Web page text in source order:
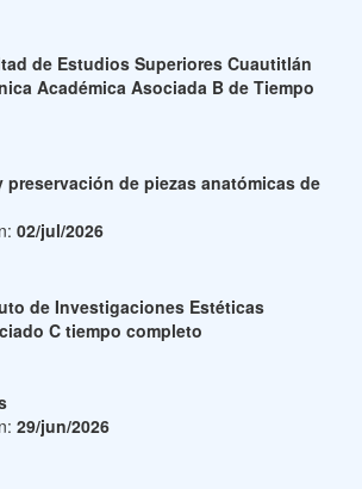
de Estudios Superiores Cuautitlán
Académica Asociada B de Tiempo
preservación de piezas anatómicas de
02/jul/2026
de Investigaciones Estéticas
C tiempo completo
29/jun/2026